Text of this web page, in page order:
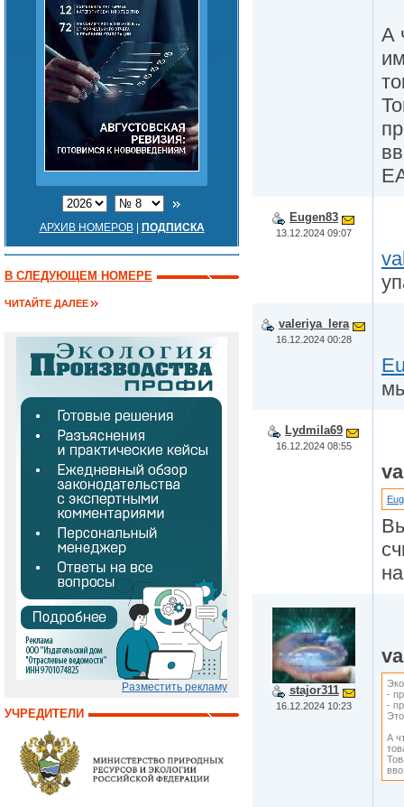
АРХИВ НОМЕРОВ| ПОДПИСКА
В СЛЕДУЮЩЕМ НОМЕРЕ
ЧИТАЙТЕ ДАЛЕЕ
Разместить рекламу
УЧРЕДИТЕЛИ
А
Eugen83
13.12.2024 09:07
valeriya_lera
16.12.2024 00:28
Lydmila69
16.12.2024 08:55
stajor311
16.12.2024 10:23
-
-
А